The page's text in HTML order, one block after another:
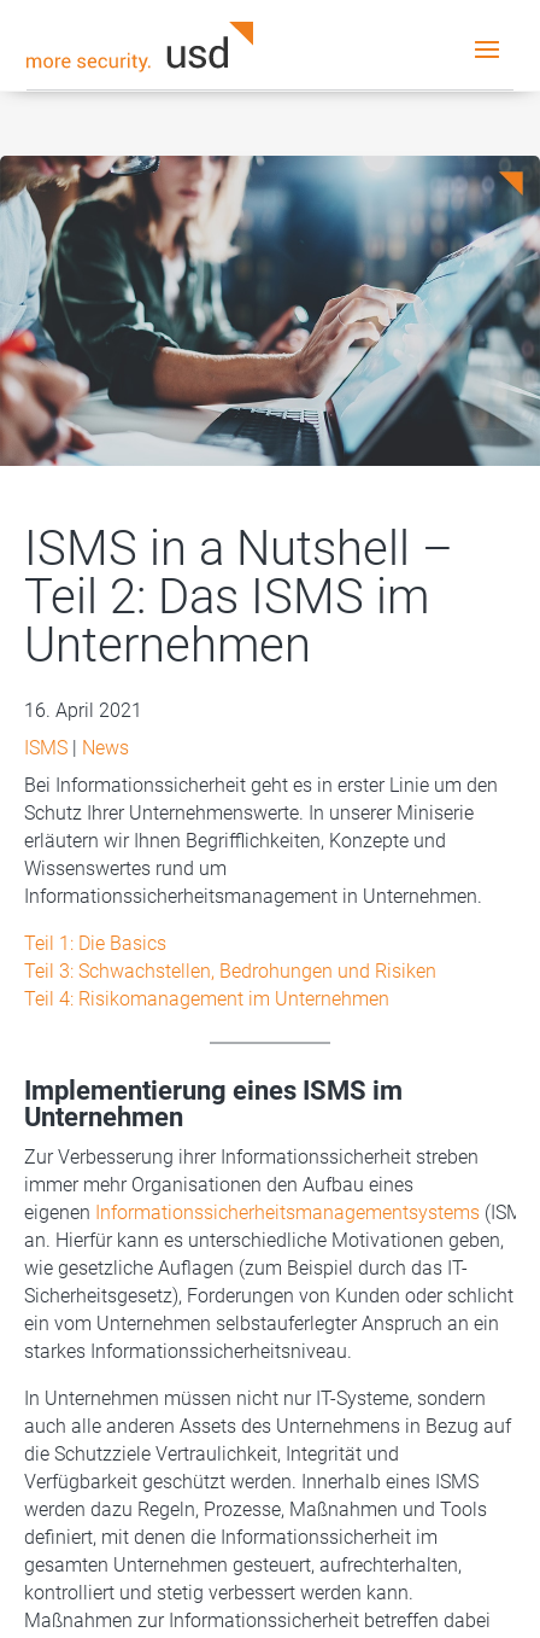
ISMS in a Nutshell –
Teil 2: Das ISMS im
Unternehmen
16. April 2021
ISMS
News
Bei Informationssicherheit geht es in erster Linie um den
Schutz Ihrer Unternehmenswerte. In unserer Miniserie
erläutern wir Ihnen Begrifflichkeiten, Konzepte und
Wissenswertes rund um
Informationssicherheitsmanagement in Unternehmen.
Teil 1: Die Basics
Teil 3: Schwachstellen, Bedrohungen und Risiken
Teil 4: Risikomanagement im Unternehmen
Implementierung eines ISMS im
Unternehmen
Zur Verbesserung ihrer Informationssicherheit streben
immer mehr Organisationen den Aufbau eines
eigenen Informationssicherheitsmanagementsystems (ISMS)
an. Hierfür kann es unterschiedliche Motivationen geben,
wie gesetzliche Auflagen (zum Beispiel durch das IT-
Sicherheitsgesetz), Forderungen von Kunden oder schlicht
ein vom Unternehmen selbstauferlegter Anspruch an ein
starkes Informationssicherheitsniveau.
In Unternehmen müssen nicht nur IT-Systeme, sondern
auch alle anderen Assets des Unternehmens in Bezug auf
die Schutzziele Vertraulichkeit, Integrität und
Verfügbarkeit geschützt werden. Innerhalb eines ISMS
werden dazu Regeln, Prozesse, Maßnahmen und Tools
definiert, mit denen die Informationssicherheit im
gesamten Unternehmen gesteuert, aufrechterhalten,
kontrolliert und stetig verbessert werden kann.
Maßnahmen zur Informationssicherheit betreffen dabei